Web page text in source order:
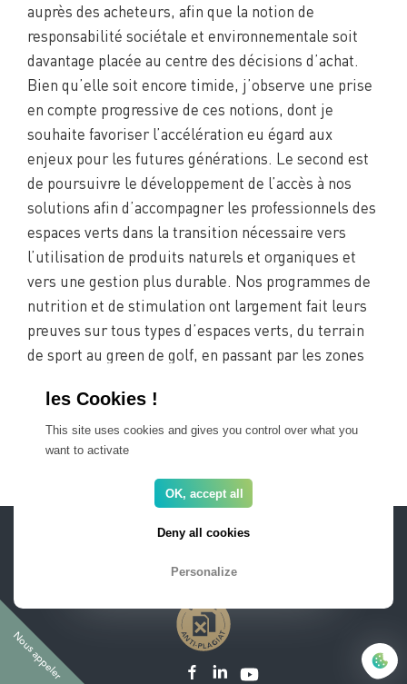
auprès des acheteurs, afin que la notion de
responsabilité sociétale et environnementale soit
davantage placée au centre des décisions d’achat.
Bien qu’elle soit encore timide, j’observe une prise
en compte progressive de ces notions, dont je
souhaite favoriser l’accélération eu égard aux
enjeux pour les futures générations. Le second est
de poursuivre le développement de l’accès à nos
solutions afin d’accompagner les professionnels des
espaces verts dans la transition nécessaire vers
l’utilisation de produits naturels et organiques et
vers une gestion plus durable. Nos programmes de
nutrition et de stimulation ont largement fait leurs
preuves sur tous types d’espaces verts, du terrain
de sport au green de golf, en passant par les zones
Voir l’interview de Thierry RONCALLI
ESPACE PRO
Newsletter
Nous appeler
This site uses cookies and gives you control over what you
want to activate
OK, accept all
Deny all cookies
Personalize